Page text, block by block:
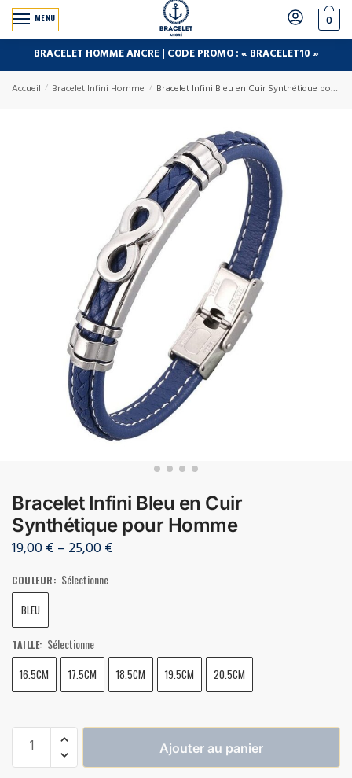
MENU 0
BRACELET HOMME ANCRE | CODE PROMO : « BRACELET10 »
Accueil / Bracelet Infini Homme / Bracelet Infini Bleu en Cuir Synthétique pour Homme
Bracelet Infini Bleu en Cuir
Synthétique pour Homme
19,00€–25,00€
COULEUR: Sélectionne
BLEU
TAILLE: Sélectionne
16.5CM 17.5CM 18.5CM 19.5CM 20.5CM
Ajouter au panier